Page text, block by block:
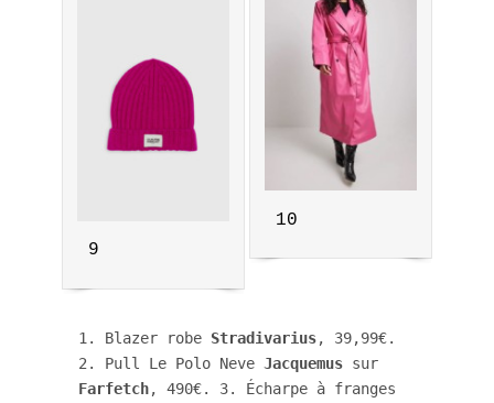
10
9
1. Blazer robe Stradivarius, 39,99€.
2. Pull Le Polo Neve Jacquemus
sur
Farfetch